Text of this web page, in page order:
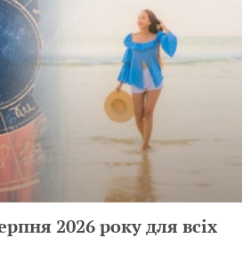
2026 року для всіх